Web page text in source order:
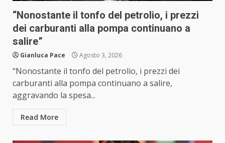
“Nonostante il tonfo del petrolio, i prezzi
dei carburanti alla pompa continuano a
salire”
Gianluca Pace Agosto 3, 2026
“Nonostante il tonfo del petrolio, i prezzi dei
carburanti alla pompa continuano a salire,
aggravando la spesa...
Read More